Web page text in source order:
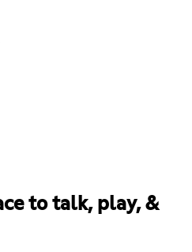
to talk, play, &